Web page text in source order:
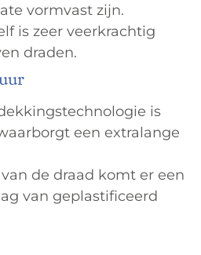
vormvast zijn.
is zeer veerkrachtig
draden.
is
een extralange
de draad komt er een
van geplastificeerd